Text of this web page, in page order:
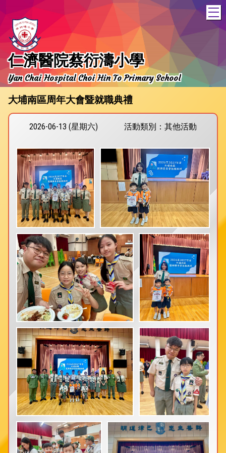
仁濟醫院蔡衍濤小學
Yan Chai Hospital Choi Hin To Primary School
大埔南區周年大會暨就職典禮
2026-06-13 (星期六) 活動類別：其他活動